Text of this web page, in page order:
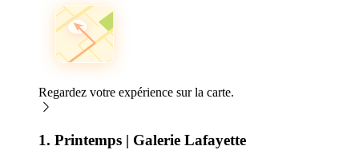
Regardez votre expérience sur la carte.
1. Printemps | Galerie Lafayette